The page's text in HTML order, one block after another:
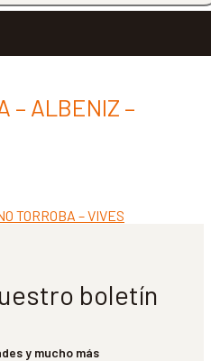
– ALBENIZ –
TORROBA – VIVES
boletín
y mucho más